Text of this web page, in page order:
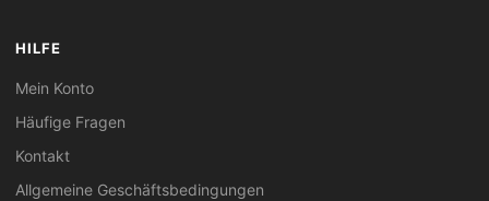
HILFE
Mein Konto
Häufige Fragen
Kontakt
Allgemeine Geschäftsbedingungen